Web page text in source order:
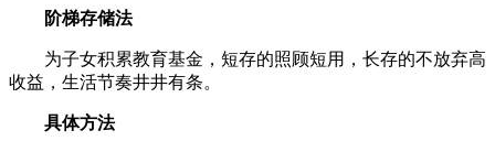
阶梯存储法
为子女积累教育基金，短存的照顾短用，长存的不放弃高
收益，生活节奏井井有条。
具体方法